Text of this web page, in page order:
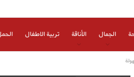
الجمال الأناقة تربية الاطفال